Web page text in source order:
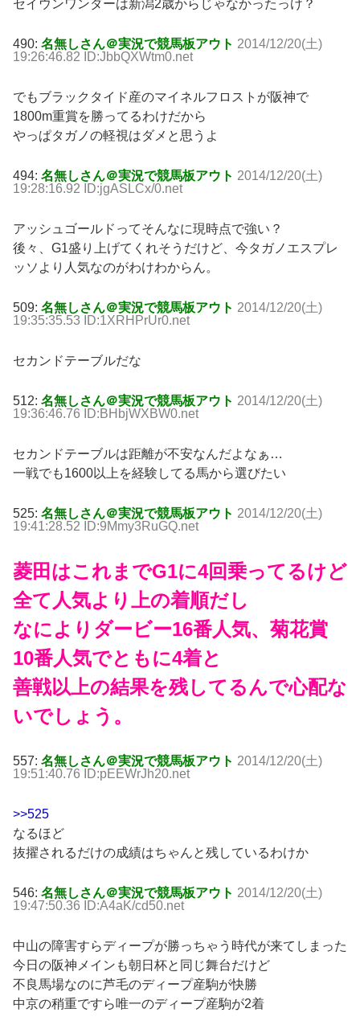
セイウンワンダーは新潟2歳からじゃなかったっけ？
490: 名無しさん＠実況で競馬板アウト 2014/12/20(土)
19:26:46.82 ID:JbbQXWtm0.net
でもブラックタイド産のマイネルフロストが阪神で
1800m重賞を勝ってるわけだから
やっぱタガノの軽視はダメと思うよ
494: 名無しさん＠実況で競馬板アウト 2014/12/20(土)
19:28:16.92 ID:jgASLCx/0.net
アッシュゴールドってそんなに現時点で強い？
後々、G1盛り上げてくれそうだけど、今タガノエスプレ
ッソより人気なのがわけわからん。
509: 名無しさん＠実況で競馬板アウト 2014/12/20(土)
19:35:35.53 ID:1XRHPrUr0.net
セカンドテーブルだな
512: 名無しさん＠実況で競馬板アウト 2014/12/20(土)
19:36:46.76 ID:BHbjWXBW0.net
セカンドテーブルは距離が不安なんだよなぁ…
一戦でも1600以上を経験してる馬から選びたい
525: 名無しさん＠実況で競馬板アウト 2014/12/20(土)
19:41:28.52 ID:9Mmy3RuGQ.net
菱田はこれまでG1に4回乗ってるけど
全て人気より上の着順だし
なによりダービー16番人気、菊花賞
10番人気でともに4着と
善戦以上の結果を残してるんで心配な
いでしょう。
557: 名無しさん＠実況で競馬板アウト 2014/12/20(土)
19:51:40.76 ID:pEEWrJh20.net
>>525
なるほど
抜擢されるだけの成績はちゃんと残しているわけか
546: 名無しさん＠実況で競馬板アウト 2014/12/20(土)
19:47:50.36 ID:A4aK/cd50.net
中山の障害すらディープが勝っちゃう時代が来てしまった
今日の阪神メインも朝日杯と同じ舞台だけど
不良馬場なのに芦毛のディープ産駒が快勝
中京の稍重ですら唯一のディープ産駒が2着